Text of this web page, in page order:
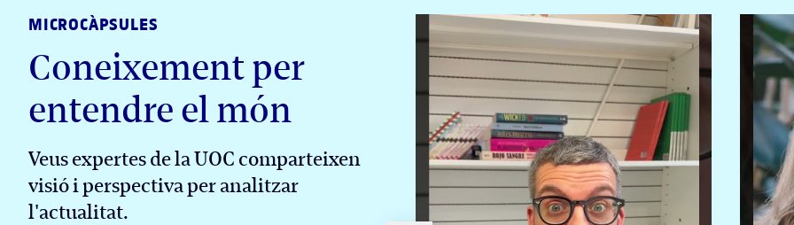
MICROCÀPSULES
Coneixement per
entendre el món
Veus expertes de la UOC comparteixen
visió i perspectiva per analitzar
l'actualitat.